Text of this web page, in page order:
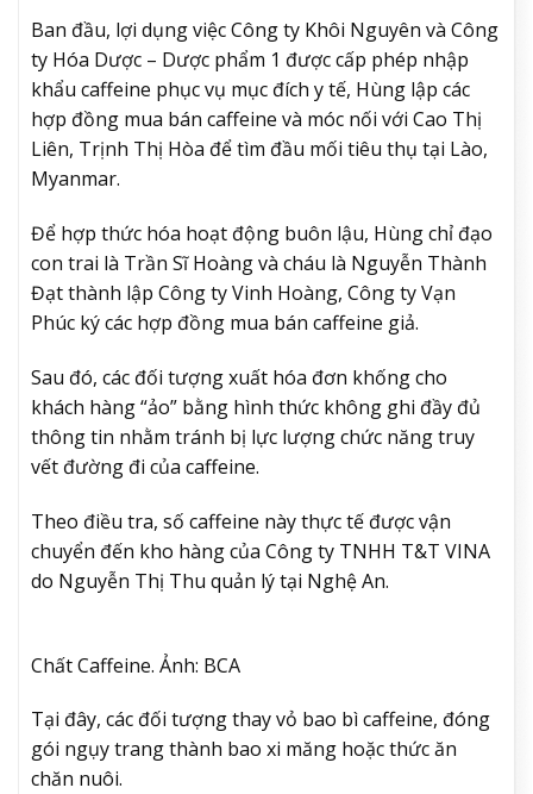
Ban đầu, lợi dụng việc Công ty Khôi Nguyên và Công
ty Hóa Dược – Dược phẩm 1 được cấp phép nhập
khẩu caffeine phục vụ mục đích y tế, Hùng lập các
hợp đồng mua bán caffeine và móc nối với Cao Thị
Liên, Trịnh Thị Hòa để tìm đầu mối tiêu thụ tại Lào,
Myanmar.
Để hợp thức hóa hoạt động buôn lậu, Hùng chỉ đạo
con trai là Trần Sĩ Hoàng và cháu là Nguyễn Thành
Đạt thành lập Công ty Vinh Hoàng, Công ty Vạn
Phúc ký các hợp đồng mua bán caffeine giả.
Sau đó, các đối tượng xuất hóa đơn khống cho
khách hàng “ảo” bằng hình thức không ghi đầy đủ
thông tin nhằm tránh bị lực lượng chức năng truy
vết đường đi của caffeine.
Theo điều tra, số caffeine này thực tế được vận
chuyển đến kho hàng của Công ty TNHH T&T VINA
do Nguyễn Thị Thu quản lý tại Nghệ An.
Chất Caffeine. Ảnh: BCA
Tại đây, các đối tượng thay vỏ bao bì caffeine, đóng
gói ngụy trang thành bao xi măng hoặc thức ăn
chăn nuôi.